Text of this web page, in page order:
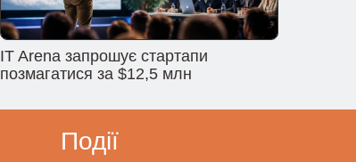
IT Arena запрошує стартапи
позмагатися за $12,5 млн
Події